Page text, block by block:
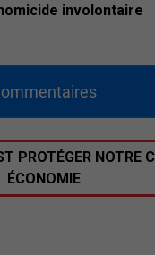
involontaire
PROTÉGER NOTRE
ÉCONOMIE